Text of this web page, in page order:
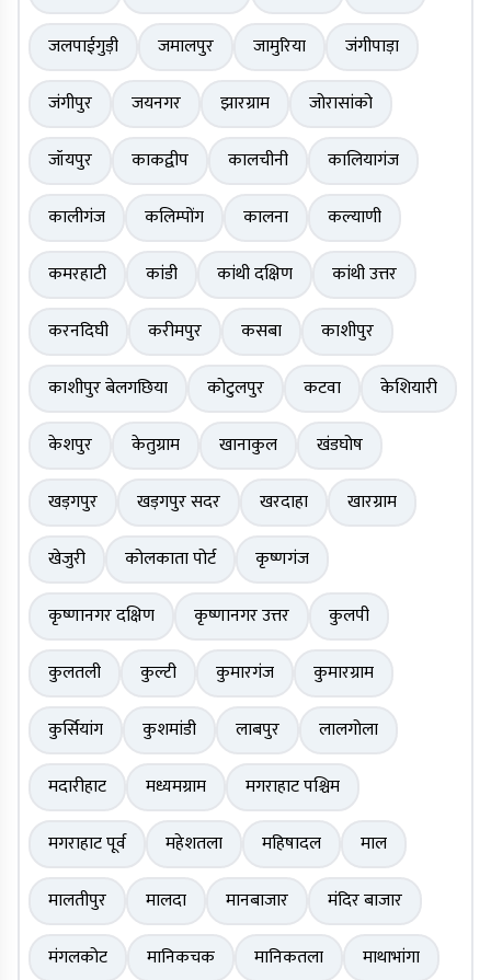
जलपाईगुड़ी
जमालपुर जामुरिया
जंगीपाड़ा
जंगीपुर
जयनगर झारग्राम
जोरासांको
जॉयपुर
काकद्वीप कालचीनी
कालियागंज
कालीगंज
कलिम्पोंग कालना
कल्याणी
कमरहाटी
कांडी कांथी दक्षिण
कांथी उत्तर
करनदिघी
करीमपुर कसबा
काशीपुर
काशीपुर बेलगछिया
कोटुलपुर कटवा
केशियारी
केशपुर
केतुग्राम खानाकुल
खंडघोष
खड़गपुर
खड़गपुर सदर खरदाहा
खारग्राम
खेजुरी
कोलकाता पोर्ट
कृष्णगंज
कृष्णानगर दक्षिण
कृष्णानगर उत्तर
कुलपी
कुलतली
कुल्टी कुमारगंज
कुमारग्राम
कुर्सियांग
कुशमांडी लाबपुर
लालगोला
मदारीहाट
मध्यमग्राम
मगराहाट पश्चिम
मगराहाट पूर्व
महेशतला महिषादल
माल
मालतीपुर
मालदा मानबाजार
मंदिर बाजार
मंगलकोट
मानिकचक मानिकतला माथाभांगा